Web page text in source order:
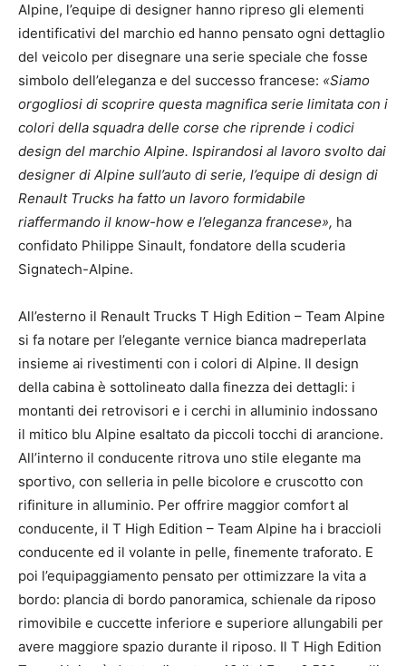
Alpine, l’equipe di designer hanno ripreso gli elementi
identificativi del marchio ed hanno pensato ogni dettaglio
del veicolo per disegnare una serie speciale che fosse
simbolo dell’eleganza e del successo francese: «Siamo
orgogliosi di scoprire questa magnifica serie limitata con i
colori della squadra delle corse che riprende i codici
design del marchio Alpine. Ispirandosi al lavoro svolto dai
designer di Alpine sull’auto di serie, l’equipe di design di
Renault Trucks ha fatto un lavoro formidabile
riaffermando il know-how e l’eleganza francese», ha
confidato Philippe Sinault, fondatore della scuderia
Signatech-Alpine.
All’esterno il Renault Trucks T High Edition – Team Alpine
si fa notare per l’elegante vernice bianca madreperlata
insieme ai rivestimenti con i colori di Alpine. Il design
della cabina è sottolineato dalla finezza dei dettagli: i
montanti dei retrovisori e i cerchi in alluminio indossano
il mitico blu Alpine esaltato da piccoli tocchi di arancione.
All’interno il conducente ritrova uno stile elegante ma
sportivo, con selleria in pelle bicolore e cruscotto con
rifiniture in alluminio. Per offrire maggior comfort al
conducente, il T High Edition – Team Alpine ha i braccioli
conducente ed il volante in pelle, finemente traforato. E
poi l’equipaggiamento pensato per ottimizzare la vita a
bordo: plancia di bordo panoramica, schienale da riposo
rimovibile e cuccette inferiore e superiore allungabili per
avere maggiore spazio durante il riposo. Il T High Edition